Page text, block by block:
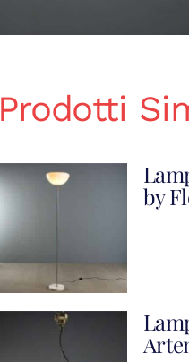
Prodotti
by